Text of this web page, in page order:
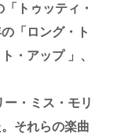
トゥッティ・
「ロング・ト
・アップ 」、
・ミス・モリ
それらの楽曲